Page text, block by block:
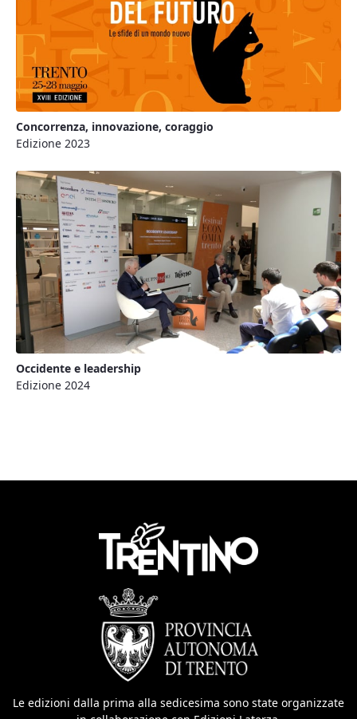
Concorrenza, innovazione, coraggio
Edizione 2023
Occidente e leadership
Edizione 2024
Le edizioni dalla prima alla sedicesima sono state organizzate